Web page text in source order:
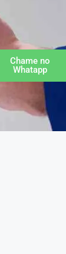
Chame no
Whatapp